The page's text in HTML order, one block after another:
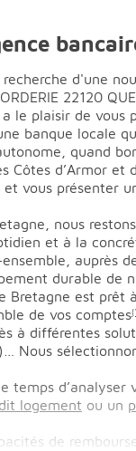
d'une
22120
le plaisir de vous
banque locale
quand
d’Armor et
vous présenter
nous
et à la
auprès
durable de
est prêt
de vos comptes
à différentes
Nous
temps
logement ou un
de